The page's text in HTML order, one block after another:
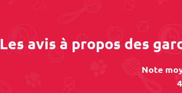
Les avis à propos des
Note